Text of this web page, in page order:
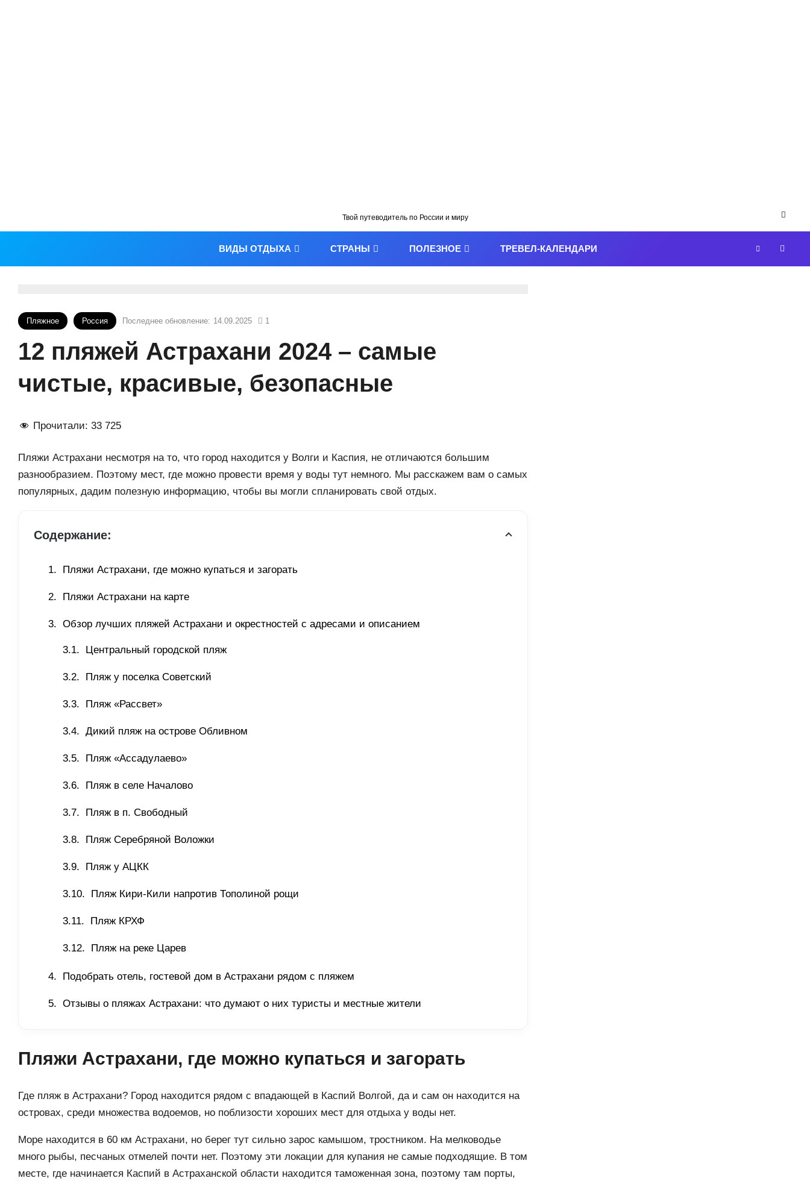
Твой путеводитель по России и миру
ВИДЫ ОТДЫХА СТРАНЫ ПОЛЕЗНОЕ ТРЕВЕЛ-КАЛЕНДАРИ
Пляжное Россия Последнее обновление: 14.09.2025 1
12 пляжей Астрахани 2024 – самые
чистые, красивые, безопасные
Прочитали: 33 725
Пляжи Астрахани несмотря на то, что город находится у Волги и Каспия, не отличаются большим
разнообразием. Поэтому мест, где можно провести время у воды тут немного. Мы расскажем вам о самых
популярных, дадим полезную информацию, чтобы вы могли спланировать свой отдых.
Содержание:
Пляжи Астрахани, где можно купаться и загорать
Пляжи Астрахани на карте
Обзор лучших пляжей Астрахани и окрестностей с адресами и описанием
Центральный городской пляж
Пляж у поселка Советский
Пляж «Рассвет»
Дикий пляж на острове Обливном
Пляж «Ассадулаево»
Пляж в селе Началово
Пляж в п. Свободный
Пляж Серебряной Воложки
Пляж у АЦКК
Пляж Кири-Кили напротив Тополиной рощи
Пляж КРХФ
Пляж на реке Царев
Подобрать отель, гостевой дом в Астрахани рядом с пляжем
Отзывы о пляжах Астрахани: что думают о них туристы и местные жители
Пляжи Астрахани, где можно купаться и загорать
Где пляж в Астрахани? Город находится рядом с впадающей в Каспий Волгой, да и сам он находится на
островах, среди множества водоемов, но поблизости хороших мест для отдыха у воды нет.
Море находится в 60 км Астрахани, но берег тут сильно зарос камышом, тростником. На мелководье
много рыбы, песчаных отмелей почти нет. Поэтому эти локации для купания не самые подходящие. В том
месте, где начинается Каспий в Астраханской области находится таможенная зона, поэтому там порты,